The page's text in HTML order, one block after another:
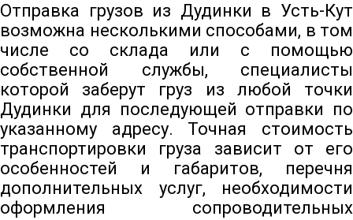
Отправка грузов из Дудинки в Усть-Кут
возможна несколькими способами, в том
числе со склада или с помощью
собственной службы, специалисты
которой заберут груз из любой точки
Дудинки для последующей отправки по
указанному адресу. Точная стоимость
транспортировки груза зависит от его
особенностей и габаритов, перечня
дополнительных услуг, необходимости
оформления сопроводительных